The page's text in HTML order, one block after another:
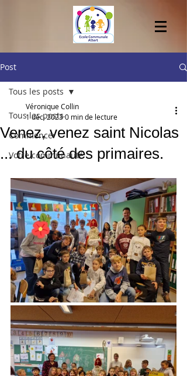
Post
Tous les posts
Commencer
Votre communauté
Tous les posts
Venez, venez saint Nicolas
... du côté des primaires.
Véronique Collin
1 déc. 20230 min de lecture